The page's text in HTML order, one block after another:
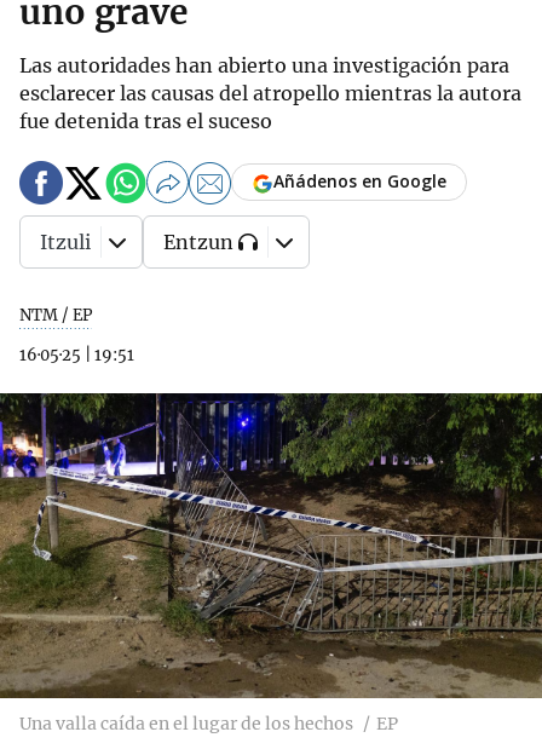
uno grave
Las autoridades han abierto una investigación para
esclarecer las causas del atropello mientras la autora
fue detenida tras el suceso
NTM / EP
16·05·25
19:51
Añádenos en Google
Itzuli Entzun
Una valla caída en el lugar de los hechos EP